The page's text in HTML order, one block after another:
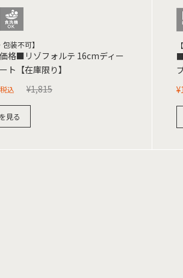
包装不可】
格■リゾフォルテ 16cmディー
ト【在庫限り】
¥1,815
税込
見る
¥